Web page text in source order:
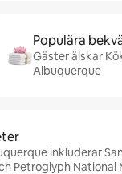
Populära
Gäster älskar
Albuquerque
inkluderar
Petroglyph National